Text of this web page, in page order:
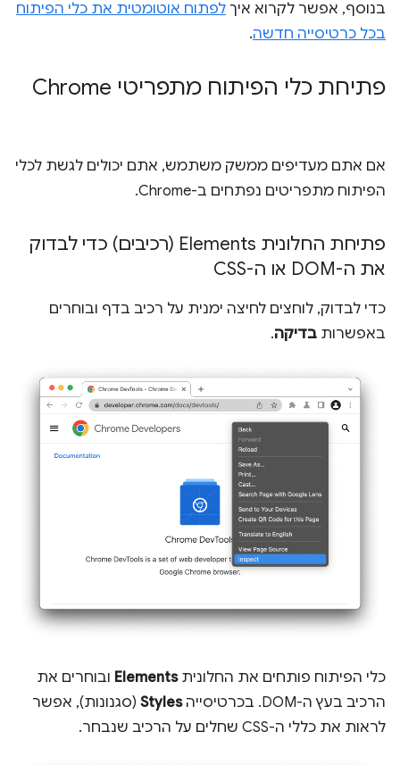
בנוסף, אפשר לקרוא איך לפתוח אוטומטית את כלי הפיתוח
בכל כרטיסייה חדשה.
פתיחת כלי הפיתוח מתפריטי Chrome
אם אתם מעדיפים ממשק משתמש, אתם יכולים לגשת לכלי
הפיתוח מתפריטים נפתחים ב-Chrome.
פתיחת החלונית Elements (רכיבים) כדי לבדוק
את ה-DOM או ה-CSS
כדי לבדוק, לוחצים לחיצה ימנית על רכיב בדף ובוחרים
באפשרות בדיקה.
כלי הפיתוח פותחים את החלוניתElements ובוחרים את
הרכיב בעץ ה-DOM. בכרטיסייה
Styles (סגנונות), אפשר
לראות את כללי ה-CSS שחלים על הרכיב שנבחר.